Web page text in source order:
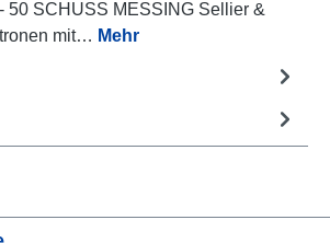
50 SCHUSS MESSING Sellier &
mit… Mehr